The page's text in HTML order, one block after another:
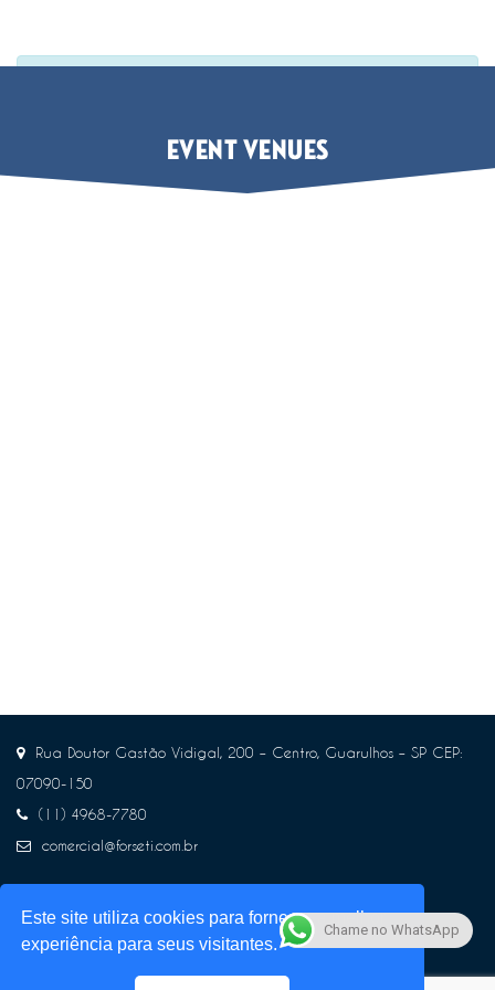
Este site utiliza cookies para fornecer a melhor
experiência para seus visitantes.
EVENT VENUES
Rua Doutor Gastão Vidigal, 200 – Centro, Guarulhos – SP CEP:
07090-150
(11) 4968-7780
comercial@forseti.com.br
Chame no WhatsApp